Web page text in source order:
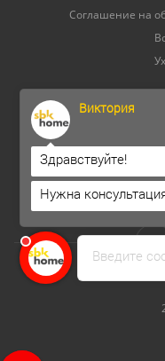
Соглашение на
Введите
Виктория
Здравствуйте!
Нужна